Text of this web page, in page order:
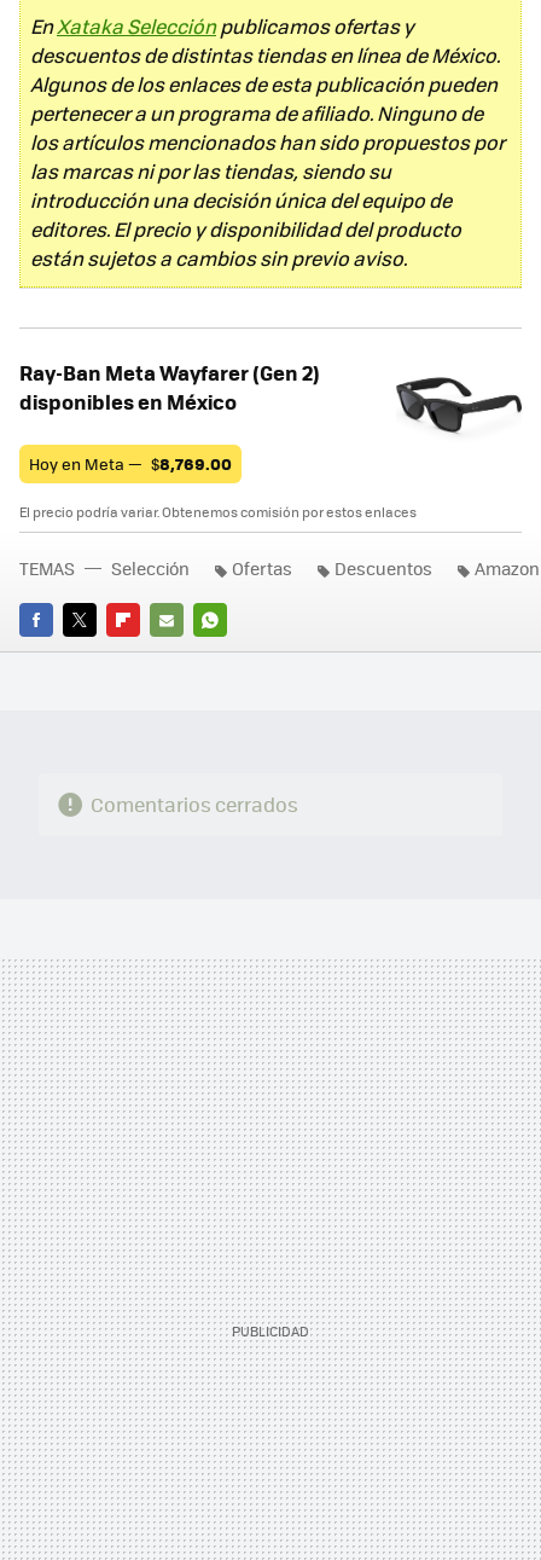
EnXataka Selecciónpublicamos ofertas y
descuentos de distintas tiendas en línea de México.
Algunos de los enlaces de esta publicación pueden
pertenecer a un programa de afiliado. Ninguno de
los artículos mencionados han sido propuestos por
las marcas ni por las tiendas, siendo su
introducción una decisión única del equipo de
editores. El precio y disponibilidad del producto
están sujetos a cambios sin previo aviso.
Ray-Ban Meta Wayfarer (Gen 2)
disponibles en México
Hoy en Meta — $8,769.00
El precio podría variar. Obtenemos comisión por estos enlaces
FACEBOOK
TWITTERFLIPBOARD
E-
WHATSAPP
TEMAS Selección Ofertas Descuentos
Comentarios cerrados